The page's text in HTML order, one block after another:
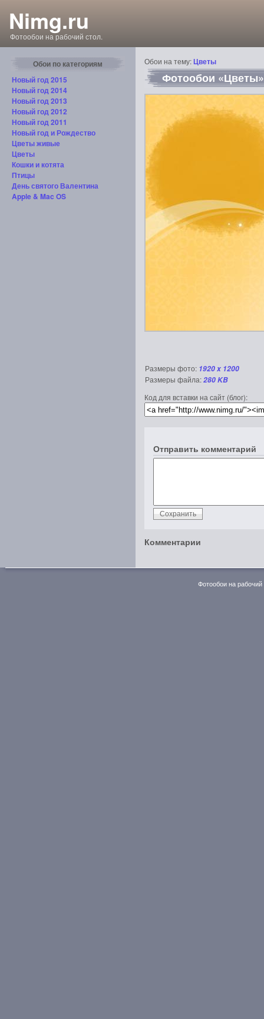
Nimg.ru
Фотообои на рабочий стол.
Обои по категориям
Новый год 2015
Новый год 2014
Новый год 2013
Новый год 2012
Новый год 2011
Новый год и Рождество
Цветы живые
Цветы
Кошки и котята
Птицы
День святого Валентина
Apple & Mac OS
Обои на тему:Цветы
Фотообои
Размеры фото: 1920 x 1200
Размеры файла:280 KB
Код для вставки на сайт (блог):
Отправить комментарий
Комментарии
Фотообои на